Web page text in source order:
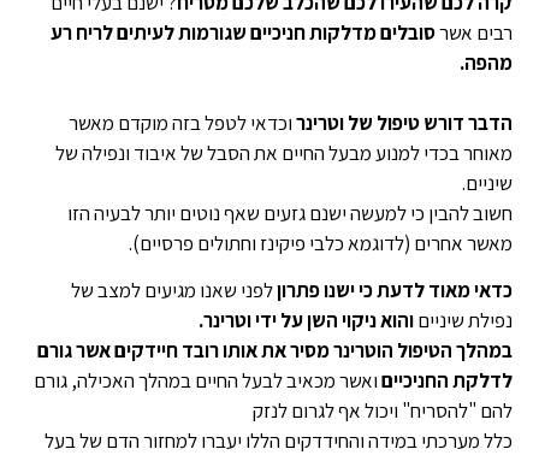
רבים אשרסובלים מדלקות חניכיים שגורמות לעיתים לריח רע
מהפה.
הדבר דורש טיפול של וטרינרוכדאי לטפל בזה מוקדם מאשר
מאוחר בכדי למנוע מבעל החיים את הסבל של איבוד ונפילה של
שיניים.
חשוב להבין כי למעשה ישנם גזעים שאף נוטים יותר לבעיה הזו
מאשר אחרים (לדוגמא כלבי פיקינז וחתולים פרסיים).
כדאי מאוד לדעת כי ישנו פתרוןלפני שאנו מגיעים למצב של
נפילת שינייםוהוא ניקוי השן על ידי וטרינר.
במהלך הטיפול הוטרינר מסיר את אותו רובד חיידקים אשר גורם
לדלקת החניכייםואשר מכאיב לבעל החיים במהלך האכילה, גורם
להם "להסריח" ויכול אף לגרום לנזק
כלל מערכתי במידה והחידדקים הללו יעברו למחזור הדם של בעל